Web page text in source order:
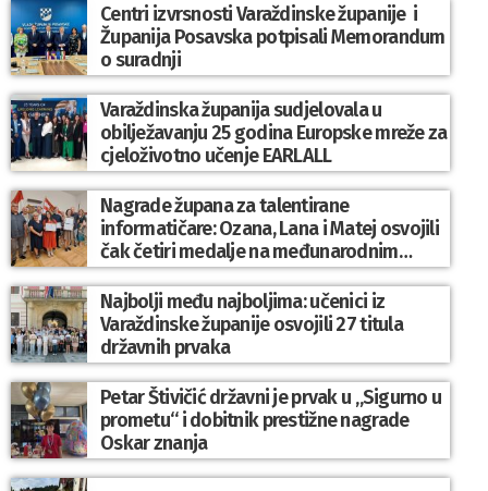
Centri izvrsnosti Varaždinske županije i
Županija Posavska potpisali Memorandum
o suradnji
Varaždinska županija sudjelovala u
obilježavanju 25 godina Europske mreže za
cjeloživotno učenje EARLALL
Nagrade župana za talentirane
informatičare: Ozana, Lana i Matej osvojili
čak četiri medalje na međunarodnim
natjecanjima
Najbolji među najboljima: učenici iz
Varaždinske županije osvojili 27 titula
državnih prvaka
Petar Štivičić državni je prvak u „Sigurno u
prometu“ i dobitnik prestižne nagrade
Oskar znanja